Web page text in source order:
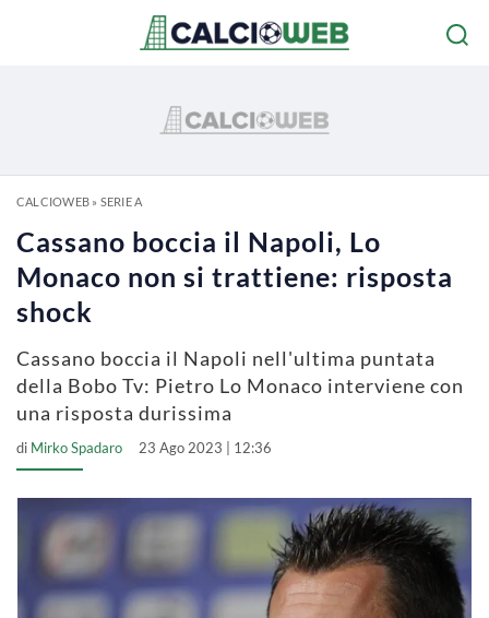
CALCIOWEB» SERIE A
Cassano boccia il Napoli, Lo
Monaco non si trattiene: risposta
shock
Cassano boccia il Napoli nell'ultima puntata
della Bobo Tv: Pietro Lo Monaco interviene con
una risposta durissima
di Mirko Spadaro 23 Ago 2023 | 12:36